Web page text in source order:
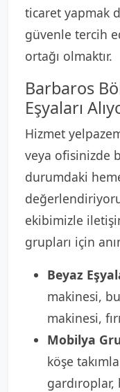
ticaret yapmak
güvenle tercih
ortağı olmaktır.
Barbaros
Eşyaları
Hizmet
veya ofisinizde
durumdaki
ekibimizle
grupları için
Beyaz
makinesi,
makinesi,
Mobilya
köşe
gardıroplar,